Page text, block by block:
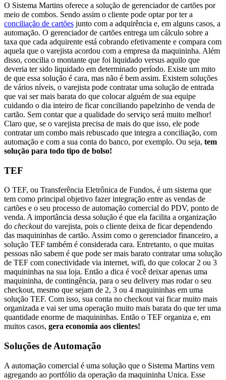
O Sistema Martins oferece a solução de gerenciador de cartões por
meio de combos. Sendo assim o cliente pode optar por ter a
conciliação de cartões junto com a adquirência e, em alguns casos, a
automação. O gerenciador de cartões entrega um cálculo sobre a
taxa que cada adquirente está cobrando efetivamente e compara com
aquela que o varejista acordou com a empresa da maquininha. Além
disso, concilia o montante que foi liquidado versus aquilo que
deveria ter sido liquidado em determinado período. Existe um mito
de que essa solução é cara, mas não é bem assim. Existem soluções
de vários níveis, o varejista pode contratar uma solução de entrada
que vai ser mais barata do que colocar alguém de sua equipe
cuidando o dia inteiro de ficar conciliando papelzinho de venda de
cartão. Sem contar que a qualidade do serviço será muito melhor!
Claro que, se o varejista precisa de mais do que isso, ele pode
contratar um combo mais rebuscado que integra a conciliação, com
automação e com a sua conta do banco, por exemplo. Ou seja, tem
solução para todo tipo de bolso!
TEF
O TEF, ou Transferência Eletrônica de Fundos, é um sistema que
tem como principal objetivo fazer integração entre as vendas de
cartões e o seu processo de automação comercial do PDV, ponto de
venda. A importância dessa solução é que ela facilita a organização
do checkoutdo varejista, pois o cliente deixa de ficar dependendo
das maquininhas de cartão. Assim como o gerenciador financeiro, a
solução TEF também é considerada cara. Entretanto, o que muitas
pessoas não sabem é que pode ser mais barato contratar uma solução
de TEF com conectividade via internet, wifi, do que colocar 2 ou 3
maquininhas na sua loja. Então a dica é você deixar apenas uma
maquininha, de contingência, para o seu delivery mas rodar o seu
checkout, mesmo que sejam de 2, 3 ou 4 maquininhas em uma
solução TEF. Com isso, sua conta no checkout vai ficar muito mais
organizada e vai ser uma operação muito mais barata do que ter uma
quantidade enorme de maquininhas. Então o TEF organiza e, em
muitos casos, gera economia aos clientes!
Soluções de Automação
A automação comercial é uma solução que o Sistema Martins vem
agregando ao portfólio da operação da maquininha Unica. Esse